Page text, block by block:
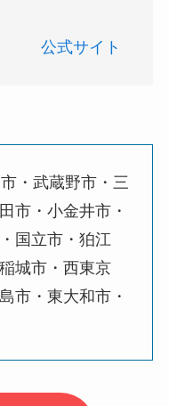
公式サイト
・武蔵野市・三
市・小金井市・
国立市・狛江
城市・西東京
市・東大和市・